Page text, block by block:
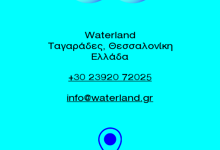
+30 23920 72025
Waterland
Ταγαράδες, Θεσσαλονίκη
Ελλάδα
+30 23920 72025
info@waterland.gr